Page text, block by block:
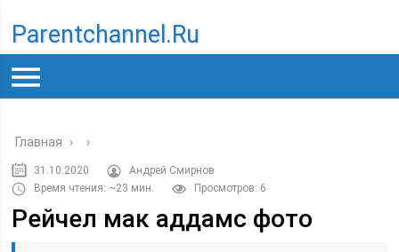
Parentchannel.ru
Главная › ›
31.10.2020
Андрей Смирнов
Время чтения: ~23 мин.
Просмотров: 6
Рейчел мак аддамс фото